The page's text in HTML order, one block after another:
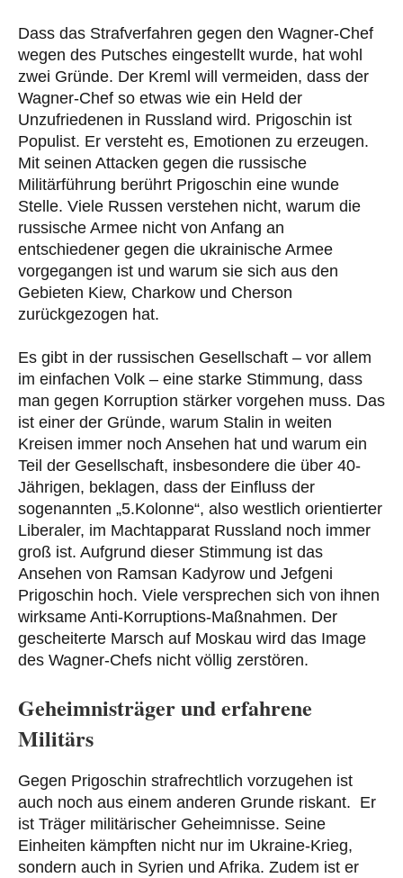
Dass das Strafverfahren gegen den Wagner-Chef
wegen des Putsches eingestellt wurde, hat wohl
zwei Gründe. Der Kreml will vermeiden, dass der
Wagner-Chef so etwas wie ein Held der
Unzufriedenen in Russland wird. Prigoschin ist
Populist. Er versteht es, Emotionen zu erzeugen.
Mit seinen Attacken gegen die russische
Militärführung berührt Prigoschin eine wunde
Stelle. Viele Russen verstehen nicht, warum die
russische Armee nicht von Anfang an
entschiedener gegen die ukrainische Armee
vorgegangen ist und warum sie sich aus den
Gebieten Kiew, Charkow und Cherson
zurückgezogen hat.
Es gibt in der russischen Gesellschaft – vor allem
im einfachen Volk – eine starke Stimmung, dass
man gegen Korruption stärker vorgehen muss. Das
ist einer der Gründe, warum Stalin in weiten
Kreisen immer noch Ansehen hat und warum ein
Teil der Gesellschaft, insbesondere die über 40-
Jährigen, beklagen, dass der Einfluss der
sogenannten „5.Kolonne“, also westlich orientierter
Liberaler, im Machtapparat Russland noch immer
groß ist. Aufgrund dieser Stimmung ist das
Ansehen von Ramsan Kadyrow und Jefgeni
Prigoschin hoch. Viele versprechen sich von ihnen
wirksame Anti-Korruptions-Maßnahmen. Der
gescheiterte Marsch auf Moskau wird das Image
des Wagner-Chefs nicht völlig zerstören.
Geheimnisträger und erfahrene
Militärs
Gegen Prigoschin strafrechtlich vorzugehen ist
auch noch aus einem anderen Grunde riskant. Er
ist Träger militärischer Geheimnisse. Seine
Einheiten kämpften nicht nur im Ukraine-Krieg,
sondern auch in Syrien und Afrika. Zudem ist er